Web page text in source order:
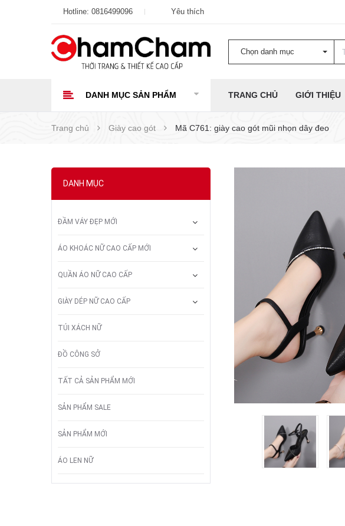
Hotline: 0816499096 Yêu thích
Chọn danh mục
DANH MỤC SẢN PHẨM TRANG CHỦ GIỚI THIỆU
Trang chủ Giày cao gót Mã C761: giày cao gót mũi nhọn dây đeo
DANH MỤC
ĐẦM VÁY ĐẸP MỚI
ÁO KHOÁC NỮ CAO CẤP MỚI
QUẦN ÁO NỮ CAO CẤP
GIÀY DÉP NỮ CAO CẤP
TÚI XÁCH NỮ
ĐỒ CÔNG SỞ
TẤT CẢ SẢN PHẨM MỚI
SẢN PHẨM SALE
SẢN PHẨM MỚI
ÁO LEN NỮ